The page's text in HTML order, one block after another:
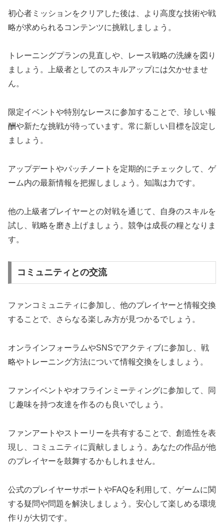
初心者ミッションをクリアした後は、より高度な技術や戦
略が求められるコンテンツに挑戦しましょう。
トレーニングプランの見直しや、レース戦略の洗練を図り
ましょう。上級者としてのスキルアップには欠かせませ
ん。
限定イベントや特別なレースに参加することで、珍しい報
酬や新たな挑戦が待っています。常に新しい目標を設定し
ましょう。
アップデートやパッチノートを定期的にチェックして、ゲ
ーム内の最新情報を把握しましょう。知識は力です。
他の上級者プレイヤーとの対戦を通じて、自身のスキルを
試し、戦略を磨き上げましょう。競争は成長の糧となりま
す。
コミュニティとの交流
ファンコミュニティに参加し、他のプレイヤーと情報交換
することで、さらなる楽しみ方が見つかるでしょう。
オンラインフォーラムやSNSでアクティブに参加し、戦
略やトレーニング方法について情報交換をしましょう。
ファンイベントやオフラインミーティングに参加して、同
じ趣味を持つ友達を作るのも良いでしょう。
ファンアートやストーリーを共有することで、創造性を表
現し、コミュニティに貢献しましょう。あなたの作品が他
のプレイヤーを鼓舞するかもしれません。
公式のプレイヤーサポートやFAQを利用して、ゲームに関
する疑問や問題を解決しましょう。安心して楽しめる環境
作りが大切です。